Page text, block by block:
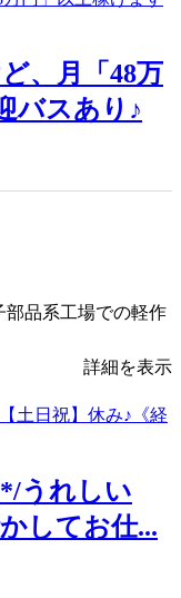
、月「48万
バスあり♪
品系工場での軽作
詳細を表示
うれしい
してお仕...